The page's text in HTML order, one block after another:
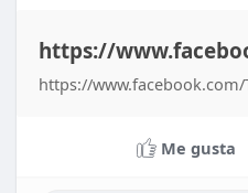
https://
https://
Me gusta